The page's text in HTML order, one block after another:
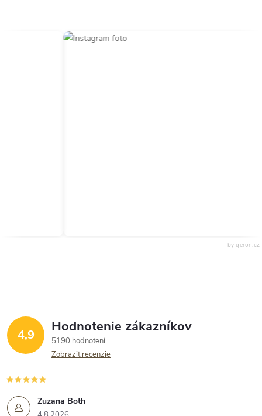
by qeron.cz
4,9 Hodnotenie zákazníkov
5190 hodnotení
Zobraziť recenzie
Zuzana Both